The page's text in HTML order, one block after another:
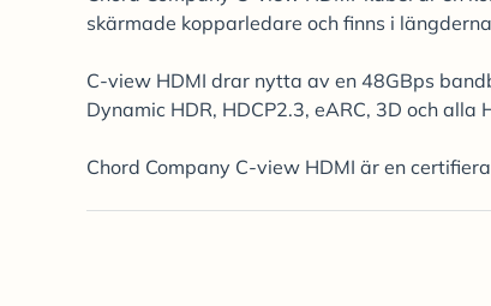
skärmade kopparledare och finns i
C-view HDMI drar nytta av en 48GBps
Dynamic HDR, HDCP2.3, eARC, 3D och alla
Chord Company C-view HDMI är en